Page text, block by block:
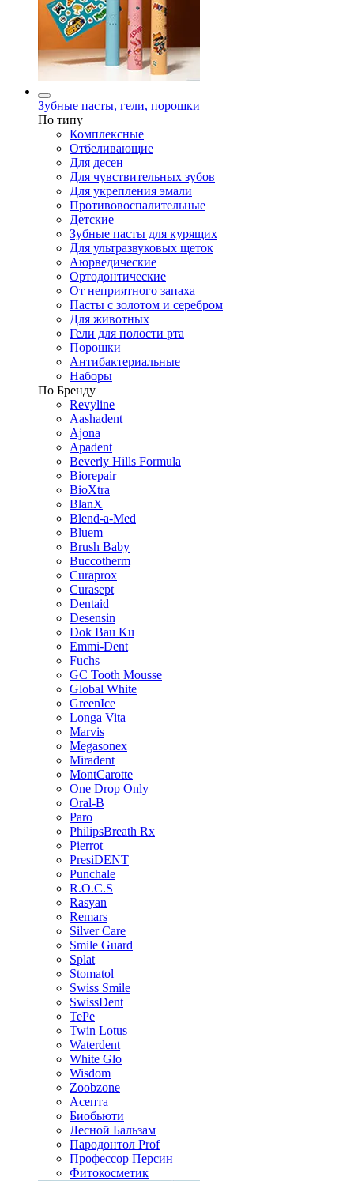
Зубные пасты, гели, порошки
По типу
Комплексные
Отбеливающие
Для десен
Для чувствительных зубов
Для укрепления эмали
Противовоспалительные
Детские
Зубные пасты для курящих
Для ультразвуковых щеток
Аюрведические
Ортодонтические
От неприятного запаха
Пасты с золотом и серебром
Для животных
Гели для полости рта
Порошки
Антибактериальные
Наборы
По Бренду
Revyline
Aashadent
Ajona
Apadent
Beverly Hills Formula
Biorepair
BioXtra
BlanX
Blend-a-Med
Bluem
Brush Baby
Buccotherm
Curaprox
Curasept
Dentaid
Desensin
Dok Bau Ku
Emmi-Dent
Fuchs
GC Tooth Mousse
Global White
GreenIce
Longa Vita
Marvis
Megasonex
Miradent
MontCarotte
One Drop Only
Oral-B
Paro
PhilipsBreath Rx
Pierrot
PresiDENT
Punchale
R.O.C.S
Rasyan
Remars
Silver Care
Smile Guard
Splat
Stomatol
Swiss Smile
SwissDent
TePe
Twin Lotus
Waterdent
White Glo
Wisdom
Zoobzone
Асепта
Биобьюти
Лесной Бальзам
Пародонтол Prof
Профессор Персин
Фитокосметик